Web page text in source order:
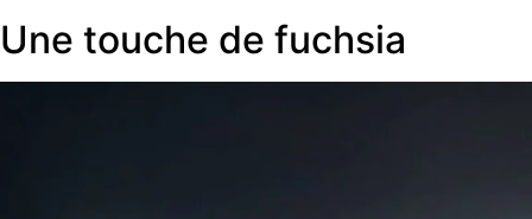
Une touche de fuchsia